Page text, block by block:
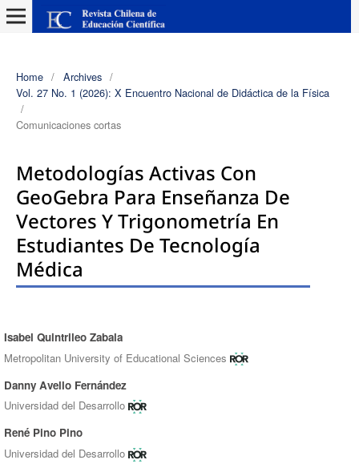
Home / Archives /
Vol. 27 No. 1 (2026): X Encuentro Nacional de Didáctica de la Física
/
Comunicaciones cortas
Metodologías Activas Con
GeoGebra Para Enseñanza De
Vectores Y Trigonometría En
Estudiantes De Tecnología
Médica
Authors
Isabel Quintrileo Zabala
Metropolitan University of Educational Sciences
Danny Avello Fernández
Universidad del Desarrollo
René Pino Pino
Universidad del Desarrollo